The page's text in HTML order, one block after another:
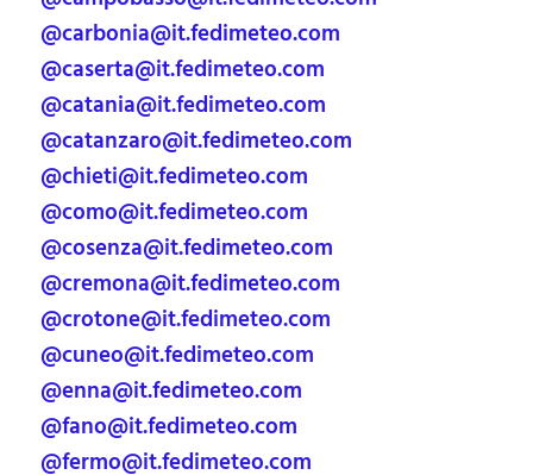
@carbonia@it.fedimeteo.com
@caserta@it.fedimeteo.com
@catania@it.fedimeteo.com
@catanzaro@it.fedimeteo.com
@chieti@it.fedimeteo.com
@como@it.fedimeteo.com
@cosenza@it.fedimeteo.com
@cremona@it.fedimeteo.com
@crotone@it.fedimeteo.com
@cuneo@it.fedimeteo.com
@enna@it.fedimeteo.com
@fano@it.fedimeteo.com
@fermo@it.fedimeteo.com